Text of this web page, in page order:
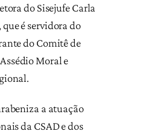
do Sisejufe Carla
é servidora do
do Comitê de
Moral e
a atuação
da CSAD e dos